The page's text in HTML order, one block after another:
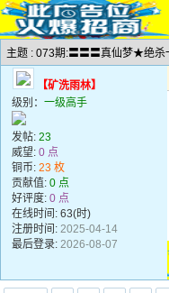
主题 : 073期:〓〓〓真仙梦★绝杀
【矿洗雨林】
级别： 一级高手
发帖: 23
威望: 0 点
铜币: 23 枚
贡献值: 0 点
好评度: 0 点
在线时间: 63(时)
注册时间: 2025-04-14
最后登录: 2026-08-07